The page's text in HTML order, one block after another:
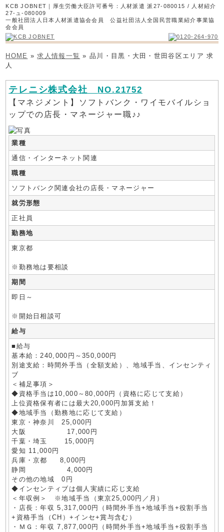
KCB JOBNET｜厚生労働大臣許可番号：人材派遣 派27-080015 / 人材紹介
27-ュ-080009
一般社団法人日本人材派遣協会会員 公益社団法人全国民営職業紹介事業協
会会員
HOME »求人情報一覧 » 品川・目黒・大田・世田谷区エリア 求
人
テレニシ株式会社 NO.21752
【マネジメント】ソフトバンク・ワイモバイルショ
ップでの店長・マネージャー職♪♪
業種
通信・インターネット関連
職種
ソフトバンク関連会社の店長・マネージャー
就労形態
正社員
勤務地
東京都
※勤務地は要相談
期間
即日～
※開始日相談可
給与
■給与
基本給：240,000円～350,000円
別途支給：時間外手当（全額支給）、地域手当、インセンティ
ブ
＜補足事項＞
◆資格手当は10,000～80,000円（資格に応じて支給）
上位資格保有者には最大20,000円加算支給！
◆地域手当（勤務地に応じて支給）
東京・神奈川 25,000円
大阪 17,000円
千葉・埼玉 15,000円
愛知 11,000円
兵庫・京都 8,000円
静岡 4,000円
その他の地域 0円
◆インセンティブは個人実績に応じ支給
＜年収例＞ ※地域手当（東京25,000円／月）
・店長：年収 5,317,000円（時間外手当+地域手当+役割手当
+資格手当（CH）+インセ+賞与含む）
・ＭＧ：年収 7,877,000円（時間外手当+地域手当+役割手当